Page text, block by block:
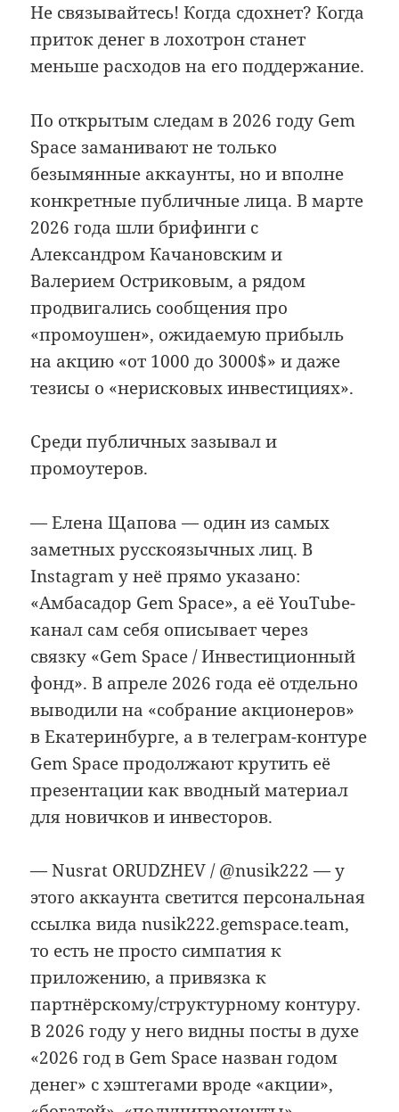
Не связывайтесь! Когда сдохнет? Когда
приток денег в лохотрон станет
меньше расходов на его поддержание.
По открытым следам в 2026 году Gem
Space заманивают не только
безымянные аккаунты, но и вполне
конкретные публичные лица. В марте
2026 года шли брифинги с
Александром Качановским и
Валерием Остриковым, а рядом
продвигались сообщения про
«промоушен», ожидаемую прибыль
на акцию «от 1000 до 3000$» и даже
тезисы о «нерисковых инвестициях».
Среди публичных зазывал и
промоутеров.
— Елена Щапова — один из самых
заметных русскоязычных лиц. В
Instagram у неё прямо указано:
«Амбасадор Gem Space», а её YouTube-
канал сам себя описывает через
связку «Gem Space / Инвестиционный
фонд». В апреле 2026 года её отдельно
выводили на «собрание акционеров»
в Екатеринбурге, а в телеграм-контуре
Gem Space продолжают крутить её
презентации как вводный материал
для новичков и инвесторов.
— Nusrat ORUDZHEV / @nusik222 — у
этого аккаунта светится персональная
ссылка вида nusik222.gemspace.team,
то есть не просто симпатия к
приложению, а привязка к
партнёрскому/структурному контуру.
В 2026 году у него видны посты в духе
«2026 год в Gem Space назван годом
денег» с хэштегами вроде «акции»,